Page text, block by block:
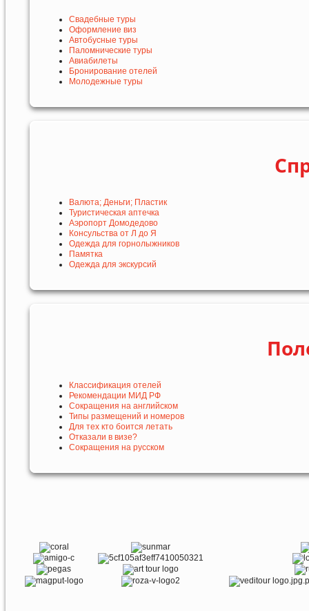
Свадебные туры
Оформление виз
Автобусные туры
Паломнические туры
Авиабилеты
Бронирование отелей
Молодежные туры
Валюта; Деньги; Пластик
Туристическая аптечка
Аэропорт Домодедово
Консульства от Л до Я
Одежда для горнолыжников
Памятка
Одежда для экскурсий
Классификация отелей
Рекомендации МИД РФ
Сокращения на английском
Типы размещений и номеров
Для тех кто боится летать
Отказали в визе?
Сокращения на русском